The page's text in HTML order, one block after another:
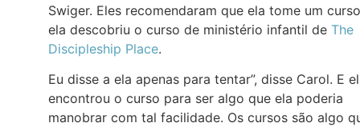
Swiger. Eles recomendaram que ela tome um
ela descobriu o curso de ministério infantil de The
Discipleship Place.
Eu disse a ela apenas para tentar”, disse Carol. E
encontrou o curso para ser algo que ela poderia
manobrar com tal facilidade. Os cursos são algo